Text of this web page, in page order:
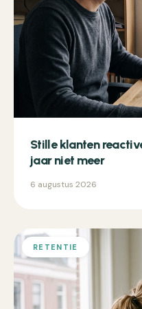
Stille klanten
jaar niet meer
6 augustus 2026
RETENTIE